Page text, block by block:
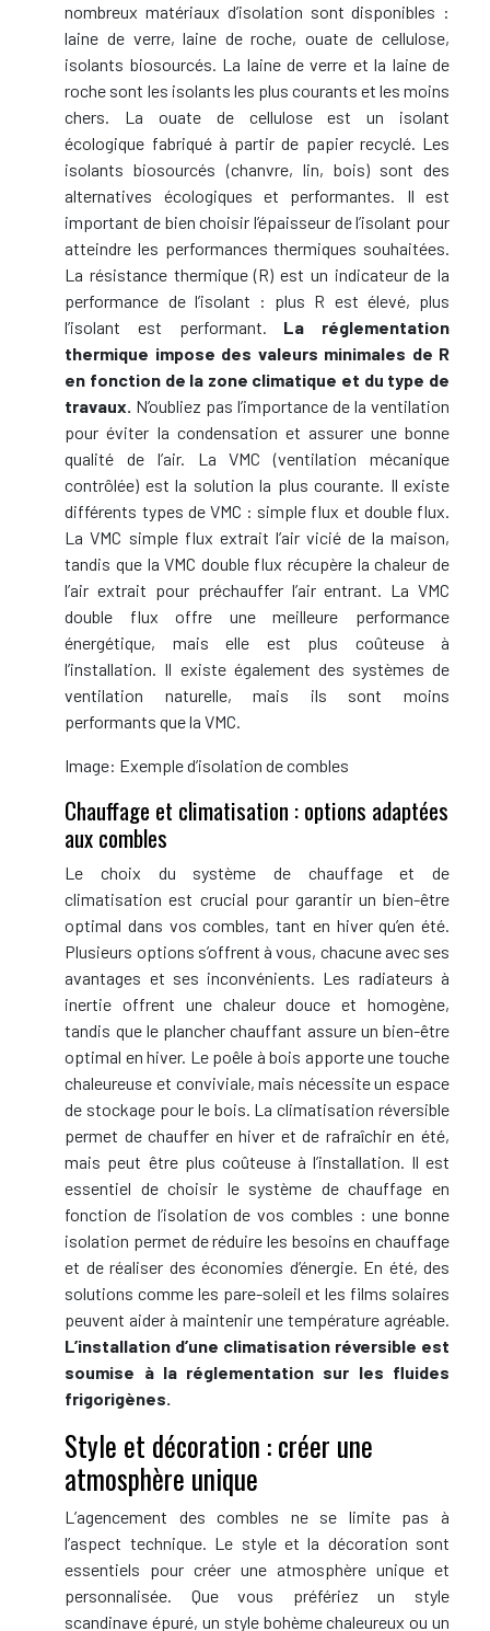
nombreux matériaux d’isolation sont disponibles :
laine de verre, laine de roche, ouate de cellulose,
isolants biosourcés. La laine de verre et la laine de
roche sont les isolants les plus courants et les moins
chers. La ouate de cellulose est un isolant
écologique fabriqué à partir de papier recyclé. Les
isolants biosourcés (chanvre, lin, bois) sont des
alternatives écologiques et performantes. Il est
important de bien choisir l’épaisseur de l’isolant pour
atteindre les performances thermiques souhaitées.
La résistance thermique (R) est un indicateur de la
performance de l’isolant : plus R est élevé, plus
l’isolant est performant. La réglementation
thermique impose des valeurs minimales de R
en fonction de la zone climatique et du type de
travaux. N’oubliez pas l’importance de la ventilation
pour éviter la condensation et assurer une bonne
qualité de l’air. La VMC (ventilation mécanique
contrôlée) est la solution la plus courante. Il existe
différents types de VMC : simple flux et double flux.
La VMC simple flux extrait l’air vicié de la maison,
tandis que la VMC double flux récupère la chaleur de
l’air extrait pour préchauffer l’air entrant. La VMC
double flux offre une meilleure performance
énergétique, mais elle est plus coûteuse à
l’installation. Il existe également des systèmes de
ventilation naturelle, mais ils sont moins
performants que la VMC.
Image: Exemple d’isolation de combles
Chauffage et climatisation : options adaptées
aux combles
Le choix du système de chauffage et de
climatisation est crucial pour garantir un bien-être
optimal dans vos combles, tant en hiver qu’en été.
Plusieurs options s’offrent à vous, chacune avec ses
avantages et ses inconvénients. Les radiateurs à
inertie offrent une chaleur douce et homogène,
tandis que le plancher chauffant assure un bien-être
optimal en hiver. Le poêle à bois apporte une touche
chaleureuse et conviviale, mais nécessite un espace
de stockage pour le bois. La climatisation réversible
permet de chauffer en hiver et de rafraîchir en été,
mais peut être plus coûteuse à l’installation. Il est
essentiel de choisir le système de chauffage en
fonction de l’isolation de vos combles : une bonne
isolation permet de réduire les besoins en chauffage
et de réaliser des économies d’énergie. En été, des
solutions comme les pare-soleil et les films solaires
peuvent aider à maintenir une température agréable.
L’installation d’une climatisation réversible est
soumise à la réglementation sur les fluides
frigorigènes.
Style et décoration : créer une
atmosphère unique
L’agencement des combles ne se limite pas à
l’aspect technique. Le style et la décoration sont
essentiels pour créer une atmosphère unique et
personnalisée. Que vous préfériez un style
scandinave épuré, un style bohème chaleureux ou un